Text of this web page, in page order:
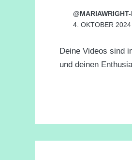
4. OKTOBER
Deine Videos sind
und deinen